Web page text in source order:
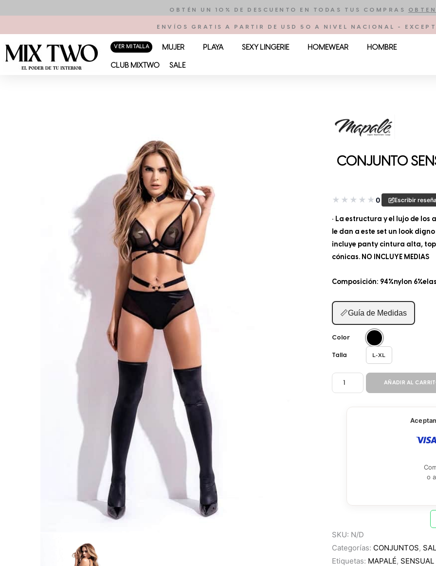
contenido
OBTÉN UN 10% DE DESCUENTO EN TODAS TUS COMPRAS
ENVÍOS GRATIS A PARTIR DE USD 50 A NIVEL NACIONAL -
VER MI TALLA MUJER PLAYA SEXY LINGERIE HOMEWEAR HOMBRE
CLUB MIXTWO SALE
CONJUNTO
★ ★ ★ ★ ★0 Escribir
• La estructura y el lujo de
le dan a este set un look
incluye panty cintura alta, top
cónicas. NO INCLUYE MEDIAS
Composición: 94%nylon
📏Guía de Medidas
Color
Talla L-XL
CONJUNTO
SENSUAL
2696
AÑADIR AL
o a
SKU: N/D
Categorías: CONJUNTOS,
Etiquetas: MAPALÉ, SENSUAL